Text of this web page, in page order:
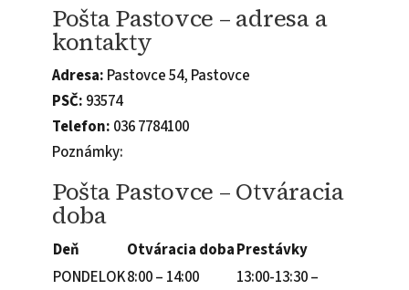
Pošta Pastovce – adresa a
kontakty
Adresa: Pastovce 54, Pastovce
PSČ: 93574
Telefon: 036 7784100
Poznámky:
Pošta Pastovce – Otváracia
doba
Deň Otváracia dobaPrestávky
PONDELOK8:00 – 14:00
13:00-13:30 –